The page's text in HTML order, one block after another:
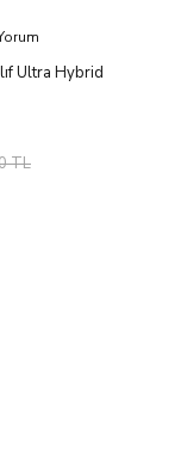
Ultra Hybrid
Kanalı
Şeffaf
TL